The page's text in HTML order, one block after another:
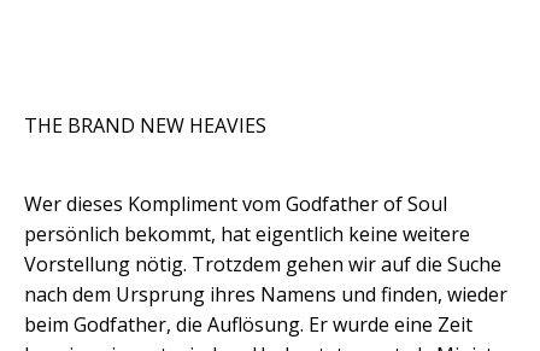
THE BRAND NEW HEAVIES
Wer dieses Kompliment vom Godfather of Soul
persönlich bekommt, hat eigentlich keine weitere
Vorstellung nötig. Trotzdem gehen wir auf die Suche
nach dem Ursprung ihres Namens und finden, wieder
beim Godfather, die Auflösung. Er wurde eine Zeit